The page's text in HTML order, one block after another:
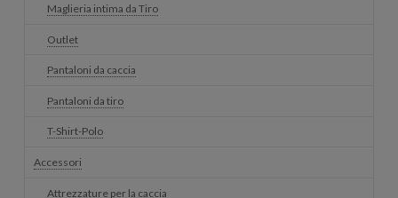
Maglieria intima da Tiro
Outlet
Pantaloni da caccia
Pantaloni da tiro
T-Shirt-Polo
Accessori
Attrezzature per la caccia